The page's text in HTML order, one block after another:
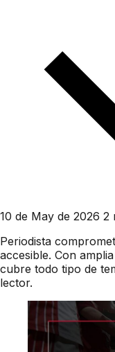
10 de May de 2026 2
Periodista
accesible. Con
cubre todo tipo de
lector.